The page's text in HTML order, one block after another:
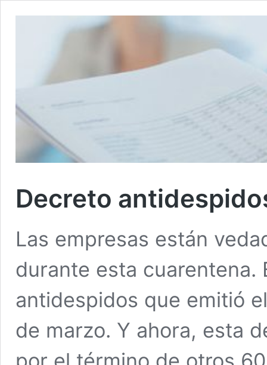
Decreto
Las empresas están
durante esta
antidespidos que emitió
de marzo. Y ahora, esta